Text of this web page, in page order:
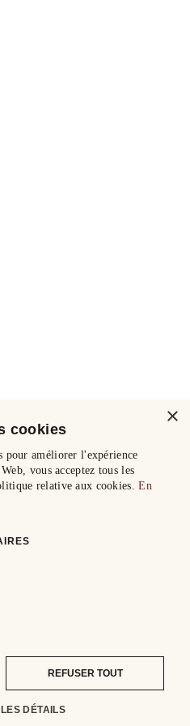
×
cookies
pour améliorer l'expérience
vous acceptez tous les
relative aux cookies.En
REFUSER TOUT
DÉTAILS